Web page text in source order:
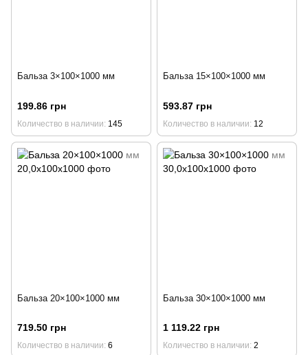
Бальза 3×100×1000 мм
199.86 грн
Количество в наличии 145
Бальза 15×100×1000 мм
593.87 грн
Количество в наличии 12
Бальза 20×100×1000 мм
719.50 грн
Количество в наличии 6
Бальза 30×100×1000 мм
1 119.22 грн
Количество в наличии 2